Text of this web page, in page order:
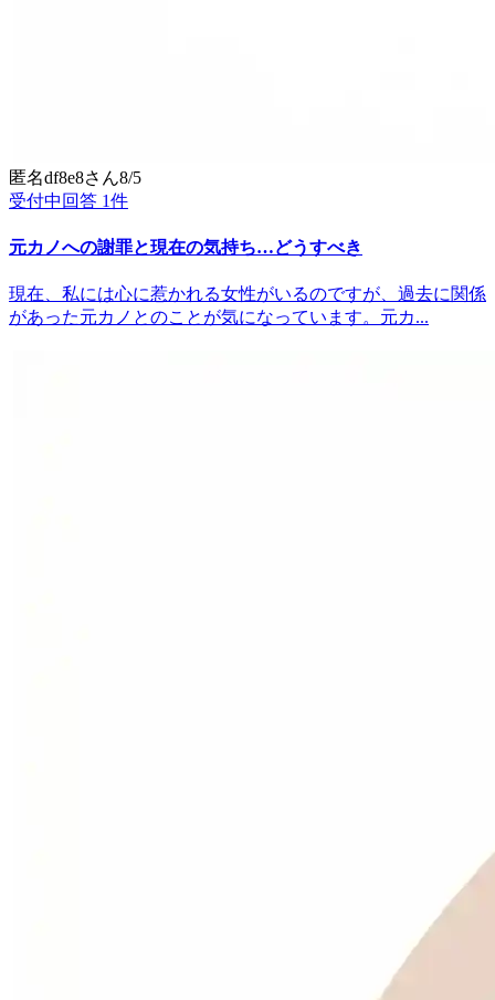
匿名df8e8さん8/5
受付中 回答 1件
元カノへの謝罪と現在の気持ち…どうすべき
現在、私には心に惹かれる女性がいるのですが、過去に関係
があった元カノとのことが気になっています。元カ...